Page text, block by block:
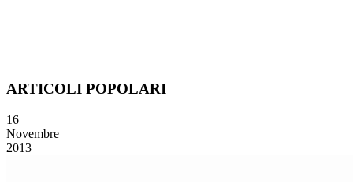
ARTICOLI POPOLARI
16
Novembre
2013